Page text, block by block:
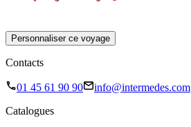
Personnaliser ce voyage
Contacts
01 45 61 90 90 info@intermedes.com
Catalogues